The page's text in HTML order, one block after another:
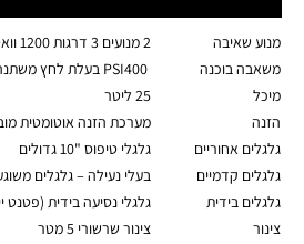
מנוע שאיבה
2 מנועים 3 דרגות 1200 וואט
משאבה בוכנה
מיכל
25 ליטר
הזנה
מערכת הזנה אוטומטית
גלגלים אחוריים
גלגלי טיפוס "10 גדולים
גלגלים קדמיים
בעלי נעילה – גלגלים
גלגלים בידית
גלגלי נסיעה בידית (פטנט
צינור
צינור שרשורי 5 מטר